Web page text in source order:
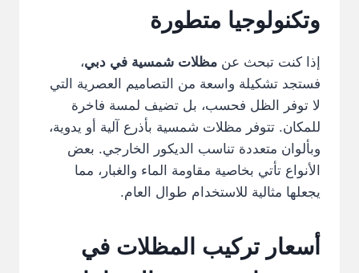
وتكنولوجيا متطورة
إذا كنت تبحث عن مظلات شمسية في دبي،
فستجد تشكيلة واسعة من التصاميم العصرية التي
لا توفر الظل فحسب، بل تضيف لمسة فاخرة
للمكان. تتوفر مظلات شمسية بأذرع آلية أو يدوية،
وبألوان متعددة تناسب الديكور الخارجي. بعض
الأنواع تأتي بخاصية مقاومة الماء والغبار، مما
يجعلها مثالية للاستخدام طوال العام.
أسعار تركيب المظلات في